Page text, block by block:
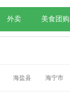
外卖 美食团购
海盐县 海宁市